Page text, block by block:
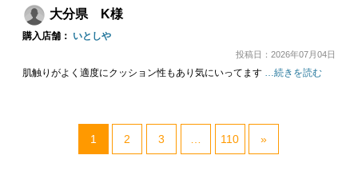
大分県 K様
購入店舗： いとしや
投稿日：2026年07月04日
肌触りがよく適度にクッション性もあり気にいってます …続きを読む
1 2 3 110 »